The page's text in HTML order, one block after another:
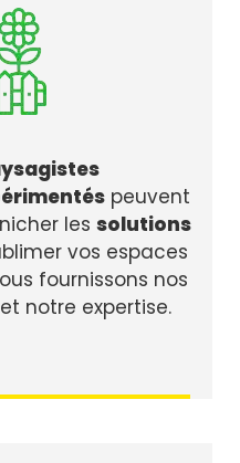
peuvent
les solutions
vos espaces
fournissons nos
notre expertise.